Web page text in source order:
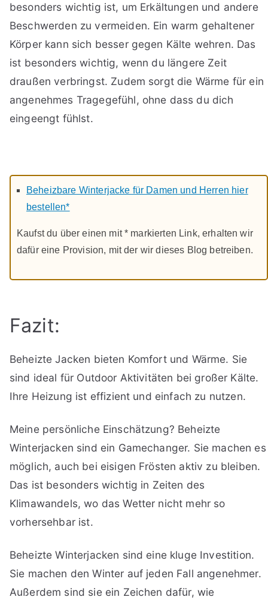
besonders wichtig ist, um Erkältungen und andere
Beschwerden zu vermeiden. Ein warm gehaltener
Körper kann sich besser gegen Kälte wehren. Das
ist besonders wichtig, wenn du längere Zeit
draußen verbringst. Zudem sorgt die Wärme für ein
angenehmes Tragegefühl, ohne dass du dich
eingeengt fühlst.
Beheizbare Winterjacke für Damen und Herren hier
bestellen*
Kaufst du über einen mit * markierten Link, erhalten wir
dafür eine Provision, mit der wir dieses Blog betreiben.
Fazit:
Beheizte Jacken bieten Komfort und Wärme. Sie
sind ideal für Outdoor Aktivitäten bei großer Kälte.
Ihre Heizung ist effizient und einfach zu nutzen.
Meine persönliche Einschätzung? Beheizte
Winterjacken sind ein Gamechanger. Sie machen es
möglich, auch bei eisigen Frösten aktiv zu bleiben.
Das ist besonders wichtig in Zeiten des
Klimawandels, wo das Wetter nicht mehr so
vorhersehbar ist.
Beheizte Winterjacken sind eine kluge Investition.
Sie machen den Winter auf jeden Fall angenehmer.
Außerdem sind sie ein Zeichen dafür, wie